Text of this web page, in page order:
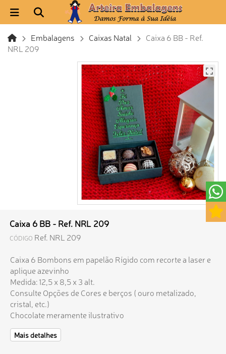
Embalagens Caixas Natal
Caixa 6 BB - Ref.
NRL 209
Caixa 6 BB - Ref. NRL 209
CÓDIGO Ref. NRL 209
Caixa 6 Bombons em papelão Rígido com recorte a laser e
aplique azevinho
Medida: 12,5 x 8,5 x 3 alt.
Consulte Opções de Cores e berços ( ouro metalizado,
cristal, etc.)
Chocolate meramente ilustrativo
Mais detalhes